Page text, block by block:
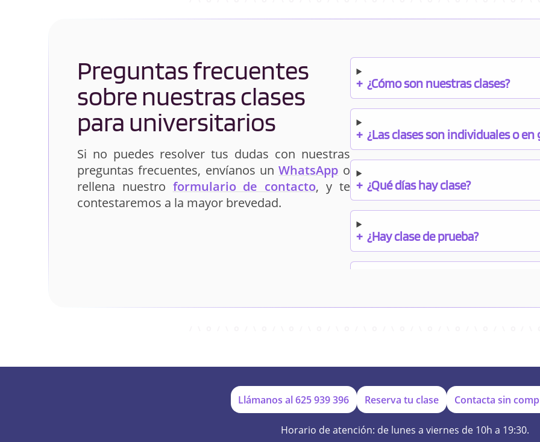
Preguntas frecuentes
sobre nuestras clases
para universitarios
Si no puedes resolver tus dudas con nuestras
preguntas frecuentes, envíanos unWhatsApp o
rellena nuestro formulario de contacto, y te
contestaremos a la mayor brevedad.
+ ¿Cómo son nuestras clases?
+ ¿Las clases son individuales o en
+ ¿Qué días hay clase?
+ ¿Hay clase de prueba?
+ ¿Por qué online?
Llámanos al625 939 396 Reserva tu clase Contacta sin
Horario de atención: de lunes a viernes de 10h a 19:30.